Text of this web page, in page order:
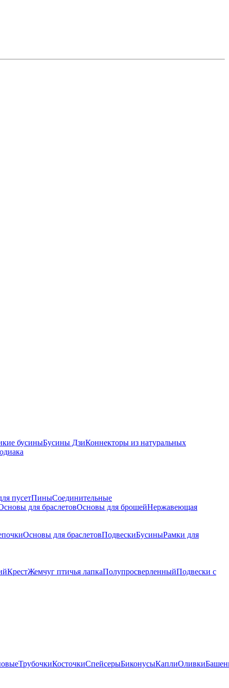
бусиныБусины ДзиКоннекторы из натуральных
пусетПиныСоединительные
для браслетовОсновы для брошейНержавеющая
Основы для браслетовПодвескиБусиныРамки для
КрестЖемчуг птичья лапкаПолупросверленныйПодвески с
ТрубочкиКосточкиСпейсерыБиконусыКаплиОливки